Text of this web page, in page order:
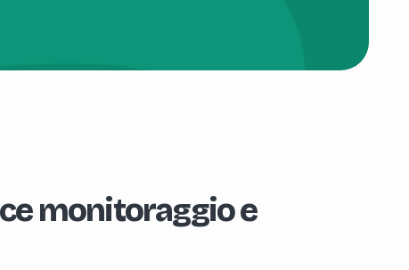
monitoraggio e